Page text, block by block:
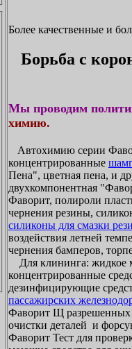
Более качественные и
Борьба с
Мы проводим
химию.
Автохимию серии
концентрированные
Пена", цветная пена, и
двухкомпонентная
Фаворит, полироли
чернения резины,
силиконы для смазки
воздействия летней
чернения бамперов,
Для клининга: жидкое
концентрированные
дезинфицирующие
пассажирских
Фаворит Щ
очистки деталей и
Фаворит Тест для